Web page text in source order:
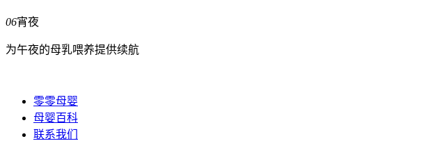
06宵夜
为午夜的母乳喂养提供续航
零零母婴
母婴百科
联系我们